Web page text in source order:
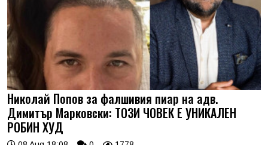
Николай Попов за фалшивия пиар на адв.
Димитър Марковски: ТОЗИ ЧОВЕК Е УНИКАЛЕН
РОБИН ХУД